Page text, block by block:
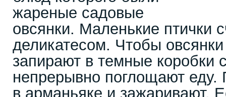
жареные садовые
овсянки. Маленькие птички
деликатесом. Чтобы
запирают в темные коробки
непрерывно поглощают еду.
в арманьяке и зажаривают.